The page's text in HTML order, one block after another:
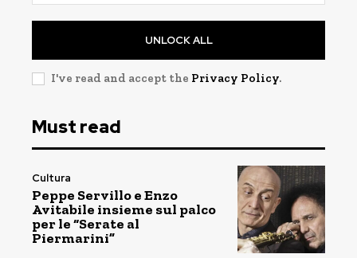
UNLOCK ALL
I've read and accept the Privacy Policy.
Must read
Cultura
Peppe Servillo e Enzo
Avitabile insieme sul palco
per le “Serate al
Piermarini”